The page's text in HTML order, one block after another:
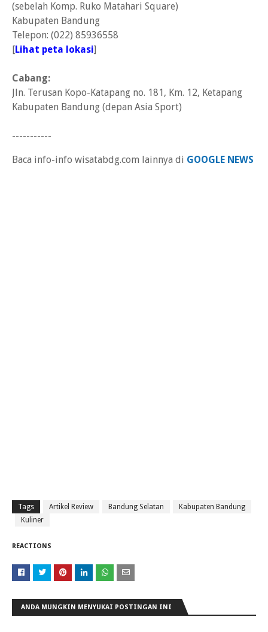
(sebelah Komp. Ruko Matahari Square)
Kabupaten Bandung
Telepon: (022) 85936558
[Lihat peta lokasi]
Cabang:
Jln. Terusan Kopo-Katapang no. 181, Km. 12, Ketapang
Kabupaten Bandung (depan Asia Sport)
-----------
Baca info-info wisatabdg.com lainnya di GOOGLE NEWS
Tags Artikel Review Bandung Selatan
Kabupaten Bandung
Kuliner
REACTIONS
ANDA MUNGKIN MENYUKAI POSTINGAN INI